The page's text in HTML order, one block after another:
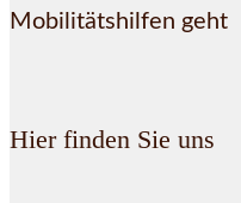
Mobilitätshilfen geht
Hier finden Sie uns